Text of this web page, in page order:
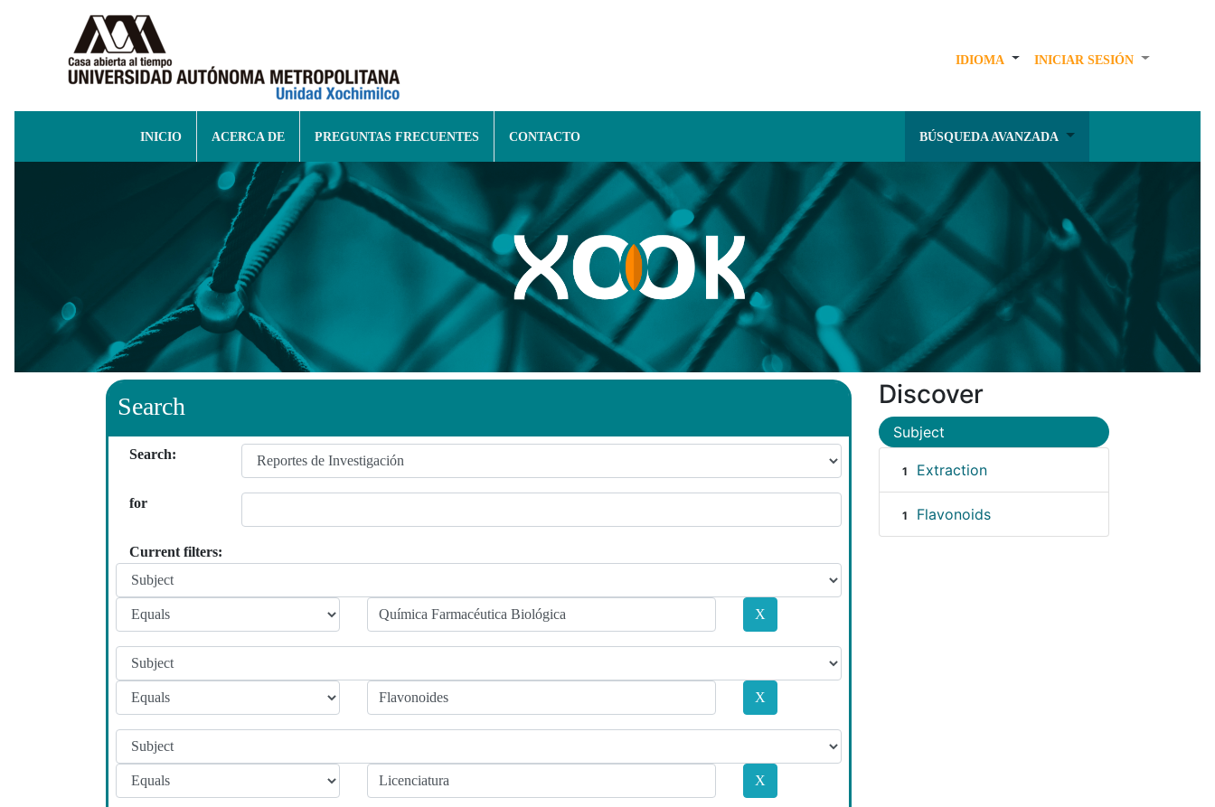
IDIOMA INICIAR SESIÓN
INICIO ACERCA DE PREGUNTAS FRECUENTES CONTACTO BÚSQUEDA AVANZADA
Search
Search:
for
Current filters:
Discover
Subject
1 Extraction
1 Flavonoids